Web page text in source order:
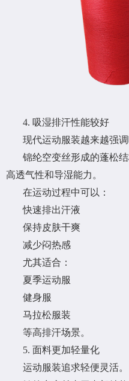
4. 吸湿排汗性能较好
现代运动服装越来越强调
锦纶空变丝形成的蓬松
高透气性和导湿能力。
在运动过程中可以：
快速排出汗液
保持皮肤干爽
减少闷热感
尤其适合：
夏季运动服
健身服
马拉松服装
等高排汗场景。
5. 面料更加轻量化
运动服装追求轻便灵活。